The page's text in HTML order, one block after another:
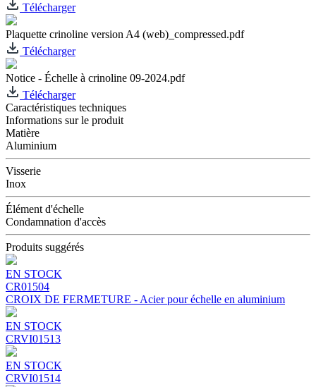
Télécharger
Plaquette crinoline version A4 (web)_compressed.pdf
Télécharger
Notice - Échelle à crinoline 09-2024.pdf
Télécharger
Caractéristiques techniques
Informations sur le produit
Matière
Aluminium
Visserie
Inox
Élément d'échelle
Condamnation d'accès
Produits suggérés
EN STOCK
CR01504
CROIX DE FERMETURE - Acier pour échelle en aluminium
EN STOCK
CRVI01513
EN STOCK
CRVI01514